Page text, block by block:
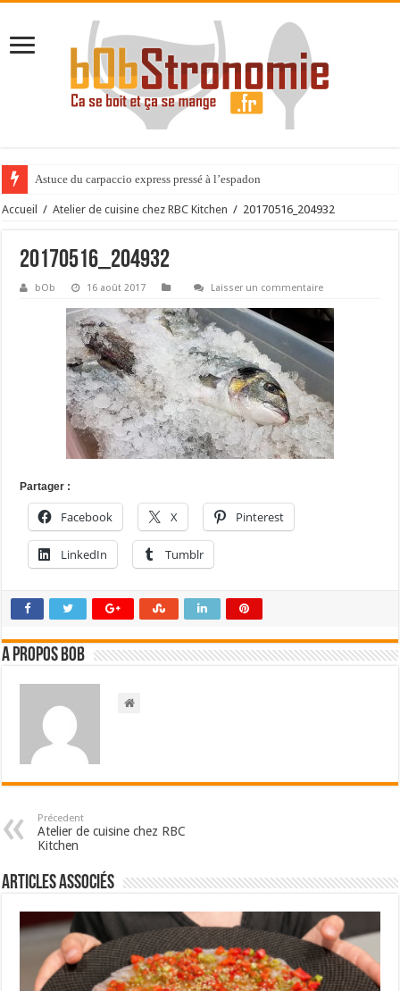
Astuce du carpaccio express pressé à l’espadon
Accueil / Atelier de cuisine chez RBC Kitchen / 20170516_204932
20170516_204932
bOb 16 août 2017 Laisser un commentaire
Partager :
Facebook X Pinterest
LinkedIn Tumblr
A propos bOb
Précedent
Atelier de cuisine chez RBC
Kitchen
Articles associés